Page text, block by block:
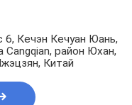
6, Кечэн Кечуан Юань,
район Юхан,
Китай